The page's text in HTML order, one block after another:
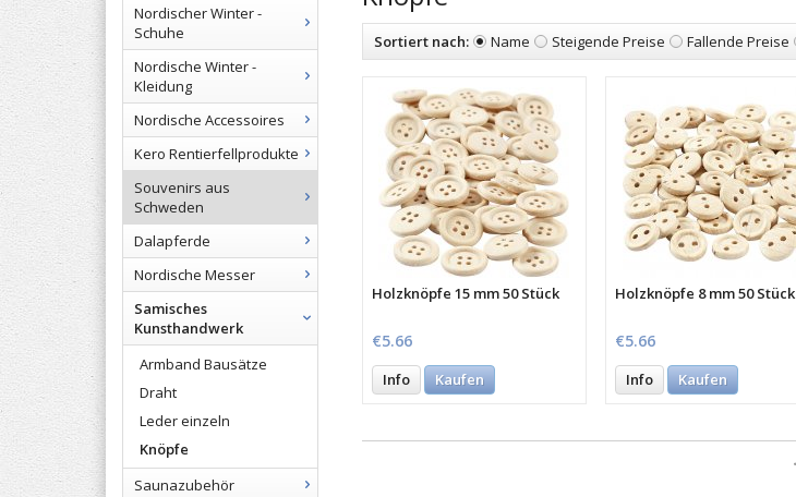
Nordischer Winter -
Schuhe
Nordische Winter -
Kleidung
Nordische Accessoires
Kero Rentierfellprodukte
Souvenirs aus
Schweden
Dalapferde
Nordische Messer
Samisches
Kunsthandwerk
Armband Bausätze
Draht
Leder einzeln
Knöpfe
Saunazubehör
Sortiert nach: Name Steigende Preise Fallende Preise
Holzknöpfe 15 mm 50 Stück
€5.66
Info Kaufen
Holzknöpfe 8 mm 50 Stück
€5.66
Info Kaufen